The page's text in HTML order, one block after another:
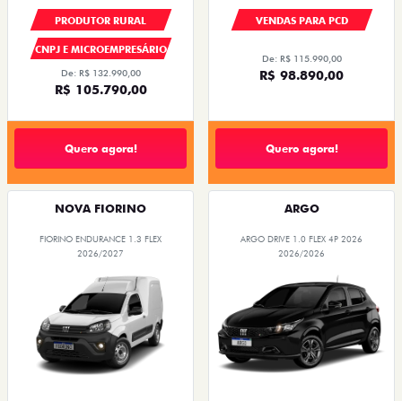
PRODUTOR RURAL
CNPJ E MICROEMPRESÁRIO
De: R$ 132.990,00
R$ 105.790,00
Quero agora!
VENDAS PARA PCD
De: R$ 115.990,00
R$ 98.890,00
Quero agora!
NOVA FIORINO
FIORINO ENDURANCE 1.3 FLEX
2026/2027
ARGO
ARGO DRIVE 1.0 FLEX 4P 2026
2026/2026